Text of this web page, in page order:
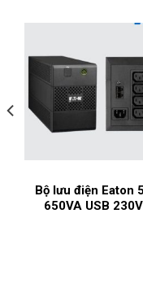
Bộ lưu điện Eaton
650VA USB 230V